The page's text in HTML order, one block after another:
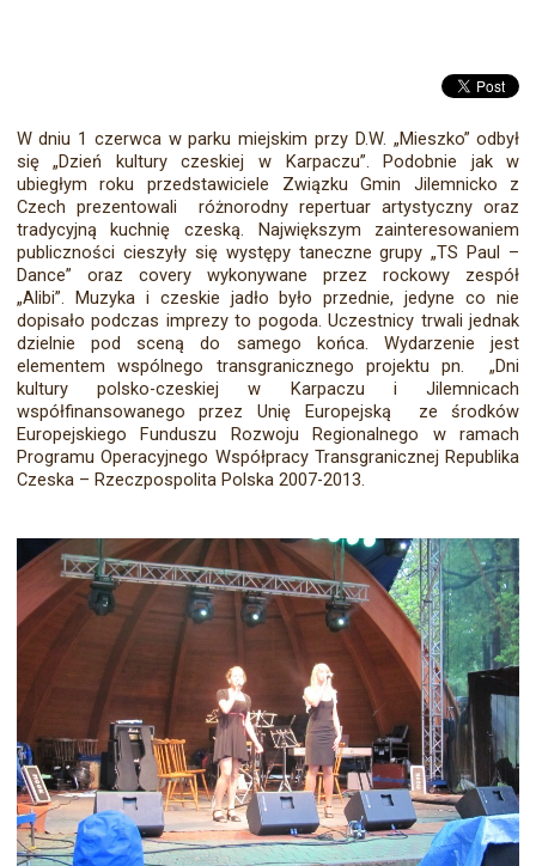
W dniu 1 czerwca w parku miejskim przy D.W. „Mieszko” odbył
się „Dzień kultury czeskiej w Karpaczu”. Podobnie jak w
ubiegłym roku przedstawiciele Związku Gmin Jilemnicko z
Czech prezentowali różnorodny repertuar artystyczny oraz
tradycyjną kuchnię czeską. Największym zainteresowaniem
publiczności cieszyły się występy taneczne grupy „TS Paul –
Dance” oraz covery wykonywane przez rockowy zespół
„Alibi”. Muzyka i czeskie jadło było przednie, jedyne co nie
dopisało podczas imprezy to pogoda. Uczestnicy trwali jednak
dzielnie pod sceną do samego końca. Wydarzenie jest
elementem wspólnego transgranicznego projektu pn. „Dni
kultury polsko-czeskiej w Karpaczu i Jilemnicach
współfinansowanego przez Unię Europejską ze środków
Europejskiego Funduszu Rozwoju Regionalnego w ramach
Programu Operacyjnego Współpracy Transgranicznej Republika
Czeska – Rzeczpospolita Polska 2007-2013.